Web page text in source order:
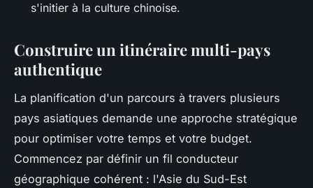
s'initier à la culture chinoise.
Construire un itinéraire multi-pays
authentique
La planification d'un parcours à travers plusieurs
pays asiatiques demande une approche stratégique
pour optimiser votre temps et votre budget.
Commencez par définir un fil conducteur
géographique cohérent : l'Asie du Sud-Est